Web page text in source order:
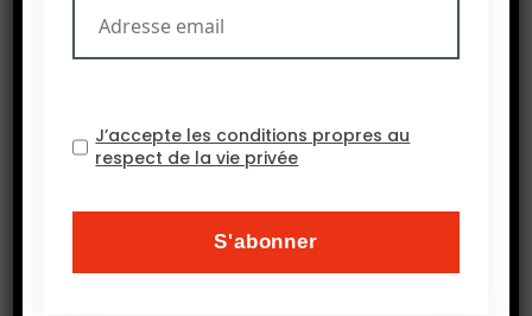
J’accepte les conditions propres au
respect de la vie privée